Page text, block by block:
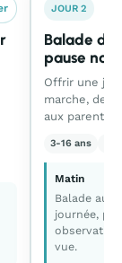
JOUR 2
Balade
pause
Offrir une
marche, de
aux parents
3-16 ans
Matin
Balade au
journée,
vue.